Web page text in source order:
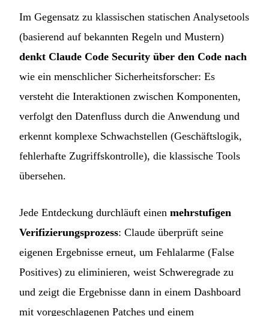
Im Gegensatz zu klassischen statischen Analysetools
(basierend auf bekannten Regeln und Mustern)
denkt Claude Code Security über den Code nach
wie ein menschlicher Sicherheitsforscher: Es
versteht die Interaktionen zwischen Komponenten,
verfolgt den Datenfluss durch die Anwendung und
erkennt komplexe Schwachstellen (Geschäftslogik,
fehlerhafte Zugriffskontrolle), die klassische Tools
übersehen.
Jede Entdeckung durchläuft einen mehrstufigen
Verifizierungsprozess: Claude überprüft seine
eigenen Ergebnisse erneut, um Fehlalarme (False
Positives) zu eliminieren, weist Schweregrade zu
und zeigt die Ergebnisse dann in einem Dashboard
mit vorgeschlagenen Patches und einem